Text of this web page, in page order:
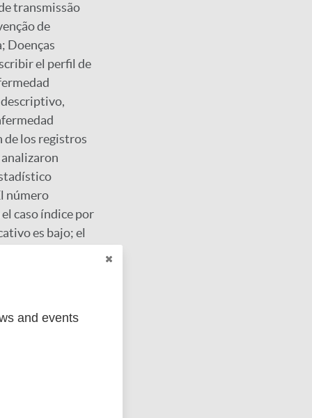
transmissão
de
Doenças
el perfil de
de los registros
número
caso índice por
es bajo; el
se
cadena de
Epidemiología;
and events